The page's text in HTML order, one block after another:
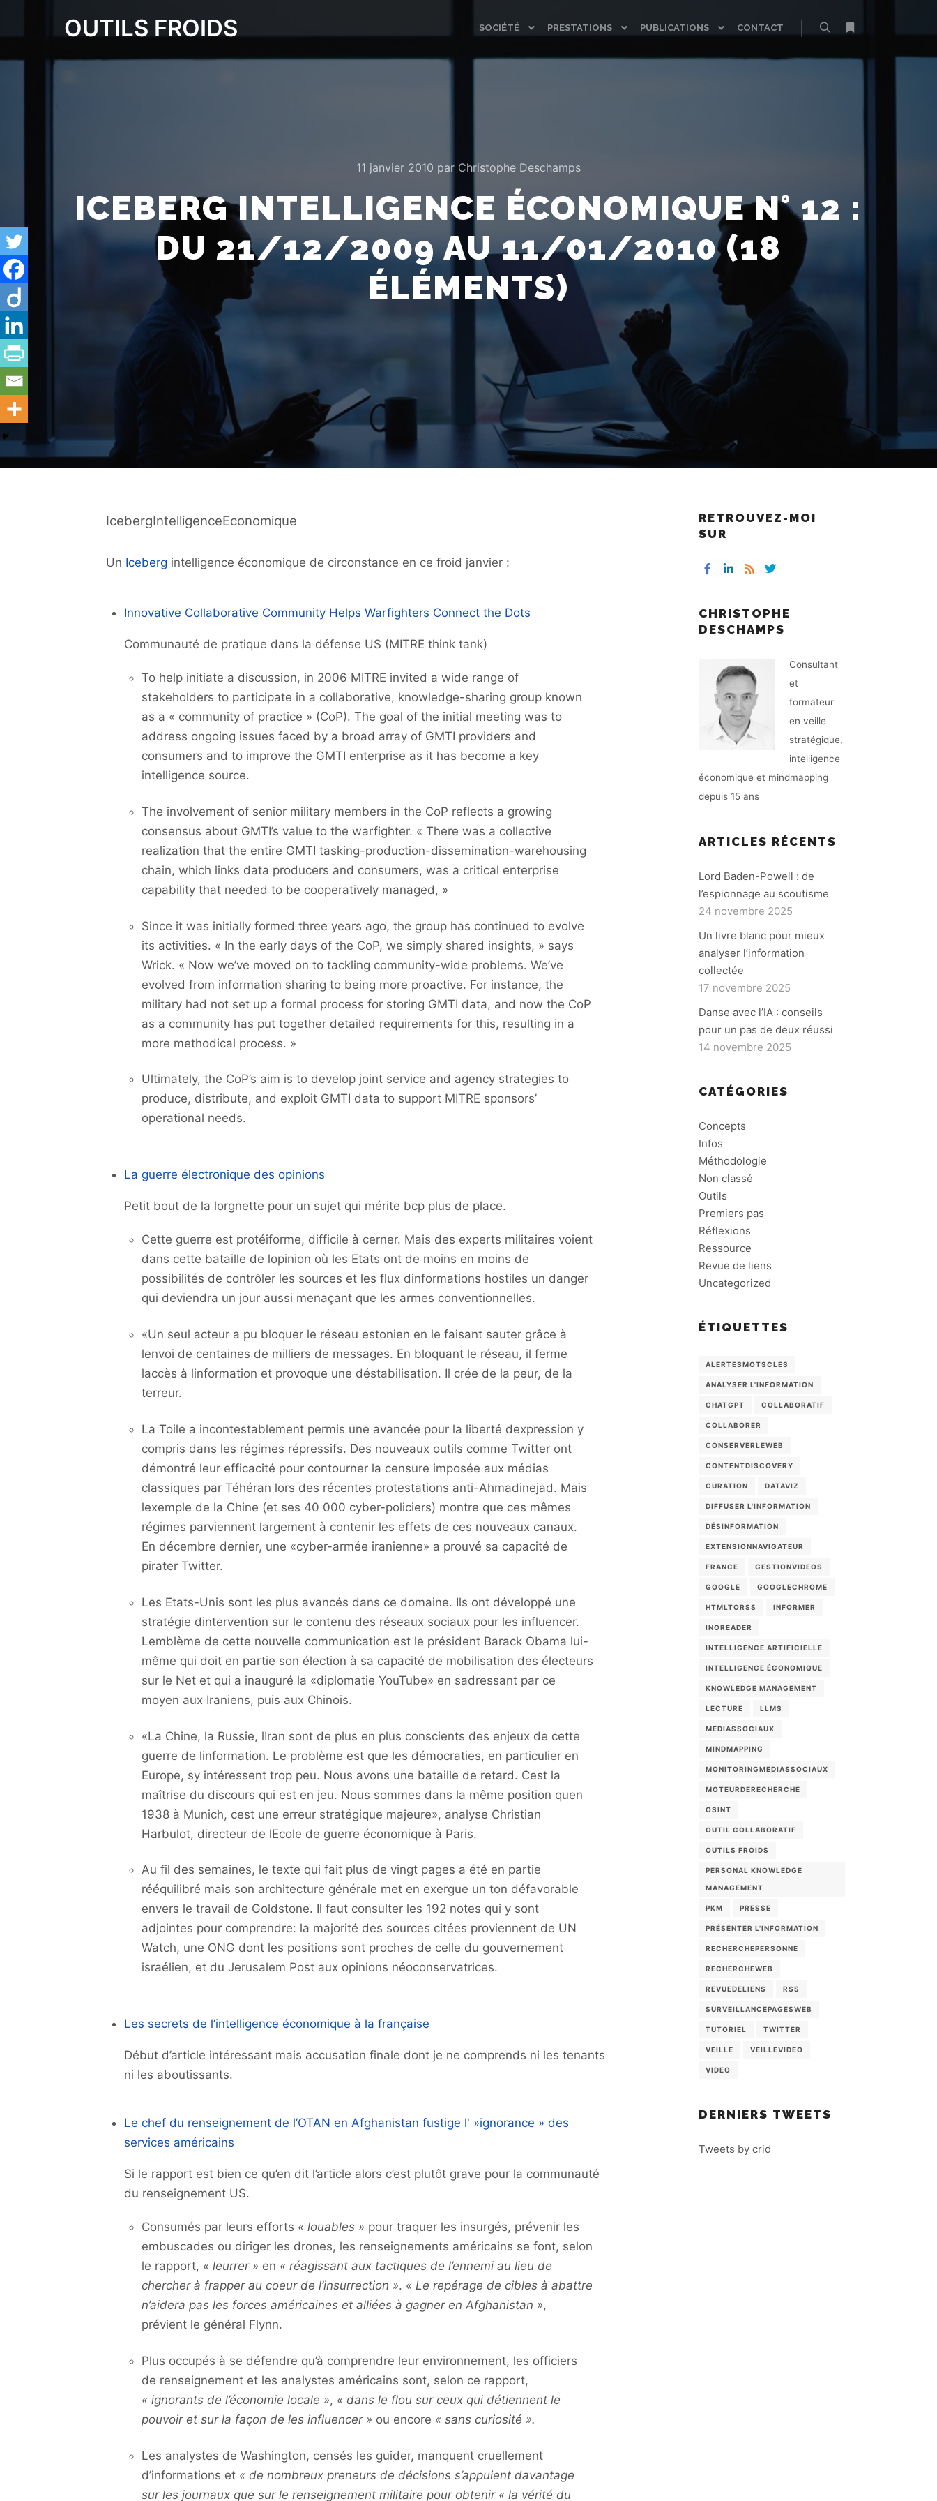
OUTILS FROIDS SOCIÉTÉ PRESTATIONS PUBLICATIONS
CONTACT
11 janvier 2010 par Christophe Deschamps
ICEBERG INTELLIGENCE ÉCONOMIQUE N° 12 :
DU 21/12/2009 AU 11/01/2010 (18
ÉLÉMENTS)
IcebergIntelligenceEconomique
Un Iceberg intelligence économique de circonstance en ce froid janvier :
Innovative Collaborative Community Helps Warfighters Connect the Dots
Communauté de pratique dans la défense US (MITRE think tank)
To help initiate a discussion, in 2006 MITRE invited a wide range of
stakeholders to participate in a collaborative, knowledge-sharing group known
as a « community of practice » (CoP). The goal of the initial meeting was to
address ongoing issues faced by a broad array of GMTI providers and
consumers and to improve the GMTI enterprise as it has become a key
intelligence source.
The involvement of senior military members in the CoP reflects a growing
consensus about GMTI’s value to the warfighter. « There was a collective
realization that the entire GMTI tasking-production-dissemination-warehousing
chain, which links data producers and consumers, was a critical enterprise
capability that needed to be cooperatively managed, »
Since it was initially formed three years ago, the group has continued to evolve
its activities. « In the early days of the CoP, we simply shared insights, » says
Wrick. « Now we’ve moved on to tackling community-wide problems. We’ve
evolved from information sharing to being more proactive. For instance, the
military had not set up a formal process for storing GMTI data, and now the CoP
as a community has put together detailed requirements for this, resulting in a
more methodical process. »
Ultimately, the CoP’s aim is to develop joint service and agency strategies to
produce, distribute, and exploit GMTI data to support MITRE sponsors’
operational needs.
La guerre électronique des opinions
Petit bout de la lorgnette pour un sujet qui mérite bcp plus de place.
Cette guerre est protéiforme, difficile à cerner. Mais des experts militaires voient
dans cette bataille de lopinion où les Etats ont de moins en moins de
possibilités de contrôler les sources et les flux dinformations hostiles un danger
qui deviendra un jour aussi menaçant que les armes conventionnelles.
«Un seul acteur a pu bloquer le réseau estonien en le faisant sauter grâce à
lenvoi de centaines de milliers de messages. En bloquant le réseau, il ferme
laccès à linformation et provoque une déstabilisation. Il crée de la peur, de la
terreur.
La Toile a incontestablement permis une avancée pour la liberté dexpression y
compris dans les régimes répressifs. Des nouveaux outils comme Twitter ont
démontré leur efficacité pour contourner la censure imposée aux médias
classiques par Téhéran lors des récentes protestations anti-Ahmadinejad. Mais
lexemple de la Chine (et ses 40 000 cyber-policiers) montre que ces mêmes
régimes parviennent largement à contenir les effets de ces nouveaux canaux.
En décembre dernier, une «cyber-armée iranienne» a prouvé sa capacité de
pirater Twitter.
Les Etats-Unis sont les plus avancés dans ce domaine. Ils ont développé une
stratégie dintervention sur le contenu des réseaux sociaux pour les influencer.
Lemblème de cette nouvelle communication est le président Barack Obama lui-
même qui doit en partie son élection à sa capacité de mobilisation des électeurs
sur le Net et qui a inauguré la «diplomatie YouTube» en sadressant par ce
moyen aux Iraniens, puis aux Chinois.
«La Chine, la Russie, lIran sont de plus en plus conscients des enjeux de cette
guerre de linformation. Le problème est que les démocraties, en particulier en
Europe, sy intéressent trop peu. Nous avons une bataille de retard. Cest la
maîtrise du discours qui est en jeu. Nous sommes dans la même position quen
1938 à Munich, cest une erreur stratégique majeure», analyse Christian
Harbulot, directeur de lEcole de guerre économique à Paris.
Au fil des semaines, le texte qui fait plus de vingt pages a été en partie
rééquilibré mais son architecture générale met en exergue un ton défavorable
envers le travail de Goldstone. Il faut consulter les 192 notes qui y sont
adjointes pour comprendre: la majorité des sources citées proviennent de UN
Watch, une ONG dont les positions sont proches de celle du gouvernement
israélien, et du Jerusalem Post aux opinions néoconservatrices.
Les secrets de l’intelligence économique à la française
Début d’article intéressant mais accusation finale dont je ne comprends ni les tenants
ni les aboutissants.
Le chef du renseignement de l’OTAN en Afghanistan fustige l' »ignorance » des
services américains
Si le rapport est bien ce qu’en dit l’article alors c’est plutôt grave pour la communauté
du renseignement US.
Consumés par leurs efforts « louables » pour traquer les insurgés, prévenir les
embuscades ou diriger les drones, les renseignements américains se font, selon
le rapport, « leurrer » en « réagissant aux tactiques de l’ennemi au lieu de
chercher à frapper au coeur de l’insurrection ». « Le repérage de cibles à abattre
n’aidera pas les forces américaines et alliées à gagner en Afghanistan »,
prévient le général Flynn.
Plus occupés à se défendre qu’à comprendre leur environnement, les officiers
de renseignement et les analystes américains sont, selon ce rapport,
« ignorants de l’économie locale », « dans le flou sur ceux qui détiennent le
pouvoir et sur la façon de les influencer » ou encore « sans curiosité ».
Les analystes de Washington, censés les guider, manquent cruellement
d’informations et « de nombreux preneurs de décisions s’appuient davantage
sur les journaux que sur le renseignement militaire pour obtenir « la vérité du
RETROUVEZ-MOI
SUR
CHRISTOPHE
DESCHAMPS
Consultant
et
formateur
en veille
stratégique,
intelligence
économique et mindmapping
depuis 15 ans
ARTICLES RÉCENTS
Lord Baden-Powell : de
l’espionnage au scoutisme
24 novembre 2025
Un livre blanc pour mieux
analyser l’information
collectée
17 novembre 2025
Danse avec l’IA : conseils
pour un pas de deux réussi
14 novembre 2025
CATÉGORIES
Concepts
Infos
Méthodologie
Non classé
Outils
Premiers pas
Réflexions
Ressource
Revue de liens
Uncategorized
ÉTIQUETTES
ALERTESMOTSCLES
ANALYSER L'INFORMATION
CHATGPT COLLABORATIF
COLLABORER
CONSERVERLEWEB
CONTENTDISCOVERY
CURATION DATAVIZ
DIFFUSER L'INFORMATION
DÉSINFORMATION
EXTENSIONNAVIGATEUR
FRANCE GESTIONVIDEOS
GOOGLE GOOGLECHROME
HTMLTORSS INFORMER
INOREADER
INTELLIGENCE ARTIFICIELLE
INTELLIGENCE ÉCONOMIQUE
KNOWLEDGE MANAGEMENT
LECTURE LLMS
MEDIASSOCIAUX
MINDMAPPING
MONITORINGMEDIASSOCIAUX
MOTEURDERECHERCHE
OSINT
OUTIL COLLABORATIF
OUTILS FROIDS
PERSONAL KNOWLEDGE
MANAGEMENT
PKM PRESSE
PRÉSENTER L'INFORMATION
RECHERCHEPERSONNE
RECHERCHEWEB
REVUEDELIENS RSS
SURVEILLANCEPAGESWEB
TUTORIEL TWITTER
VEILLE VEILLEVIDEO
VIDEO
DERNIERS TWEETS
Tweets by crid